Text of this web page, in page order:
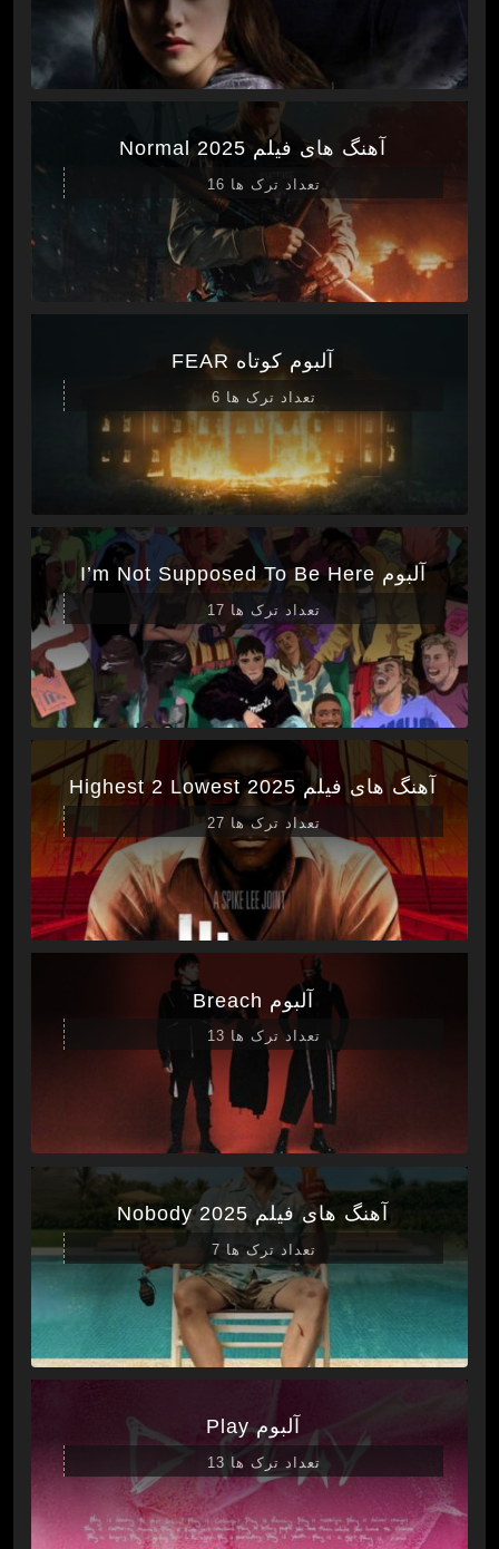
آهنگ های فیلم Normal 2025
تعداد ترک ها 16
آلبوم کوتاه FEAR
تعداد ترک ها 6
آلبوم I’m Not Supposed To Be Here
تعداد ترک ها 17
آهنگ های فیلم Highest 2 Lowest 2025
تعداد ترک ها 27
آلبوم Breach
تعداد ترک ها 13
آهنگ های فیلم Nobody 2025
تعداد ترک ها 7
آلبوم Play
تعداد ترک ها 13